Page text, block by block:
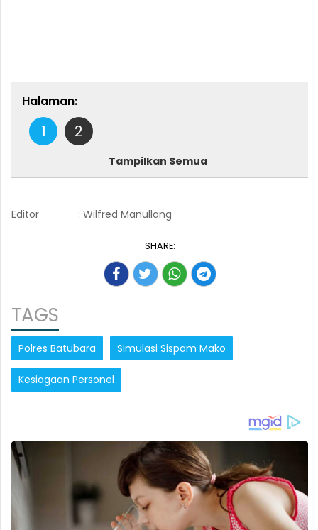
Halaman:
1 2
Tampilkan Semua
Editor : Wilfred Manullang
SHARE:
TAGS
Polres Batubara Simulasi Sispam Mako
Kesiagaan Personel